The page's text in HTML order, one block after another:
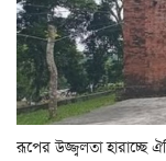
রূপের উজ্জ্বলতা হারাচ্ছে